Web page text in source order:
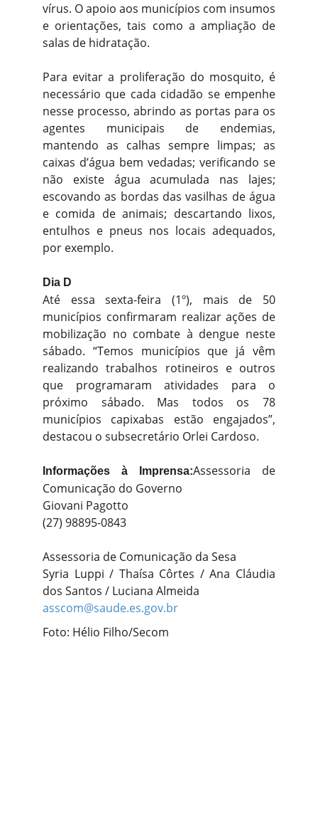
vírus. O apoio aos municípios com insumos
e orientações, tais como a ampliação de
salas de hidratação.
Para evitar a proliferação do mosquito, é
necessário que cada cidadão se empenhe
nesse processo, abrindo as portas para os
agentes municipais de endemias,
mantendo as calhas sempre limpas; as
caixas d’água bem vedadas; verificando se
não existe água acumulada nas lajes;
escovando as bordas das vasilhas de água
e comida de animais; descartando lixos,
entulhos e pneus nos locais adequados,
por exemplo.
Dia D
Até essa sexta-feira (1º), mais de 50
municípios confirmaram realizar ações de
mobilização no combate à dengue neste
sábado. “Temos municípios que já vêm
realizando trabalhos rotineiros e outros
que programaram atividades para o
próximo sábado. Mas todos os 78
municípios capixabas estão engajados”,
destacou o subsecretário Orlei Cardoso.
Informações à Imprensa:Assessoria de
Comunicação do Governo
Giovani Pagotto
(27) 98895-0843
Assessoria de Comunicação da Sesa
Syria Luppi / Thaísa Côrtes / Ana Cláudia
dos Santos / Luciana Almeida
asscom@saude.es.gov.br
Foto: Hélio Filho/Secom